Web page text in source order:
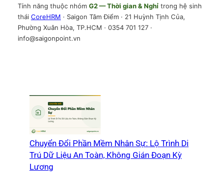
Tính năng thuộc nhóm G2 — Thời gian & Nghỉ trong hệ sinh
thái CoreHRM · Saigon Tâm Điểm · 21 Huỳnh Tịnh Của,
Phường Xuân Hòa, TP.HCM · 0354 701 127 ·
info@saigonpoint.vn
Chuyển Đổi Phần Mềm Nhân Sự: Lộ Trình Di
Trú Dữ Liệu An Toàn, Không Gián Đoạn Kỳ
Lương